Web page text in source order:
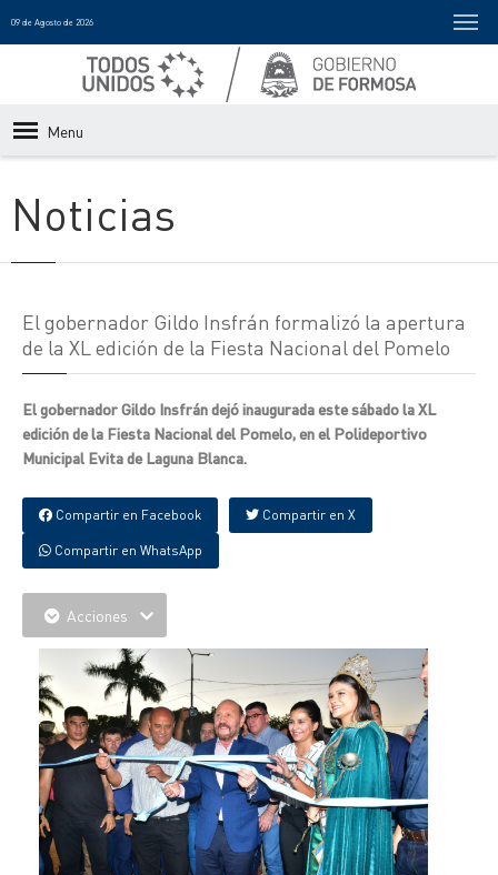
09 de Agosto de 2026
Menu
Noticias
El gobernador Gildo Insfrán formalizó la apertura
de la XL edición de la Fiesta Nacional del Pomelo
El gobernador Gildo Insfrán dejó inaugurada este sábado la XL
edición de la Fiesta Nacional del Pomelo, en el Polideportivo
Municipal Evita de Laguna Blanca.
Compartir en Facebook Compartir en X
Compartir en WhatsApp
Acciones